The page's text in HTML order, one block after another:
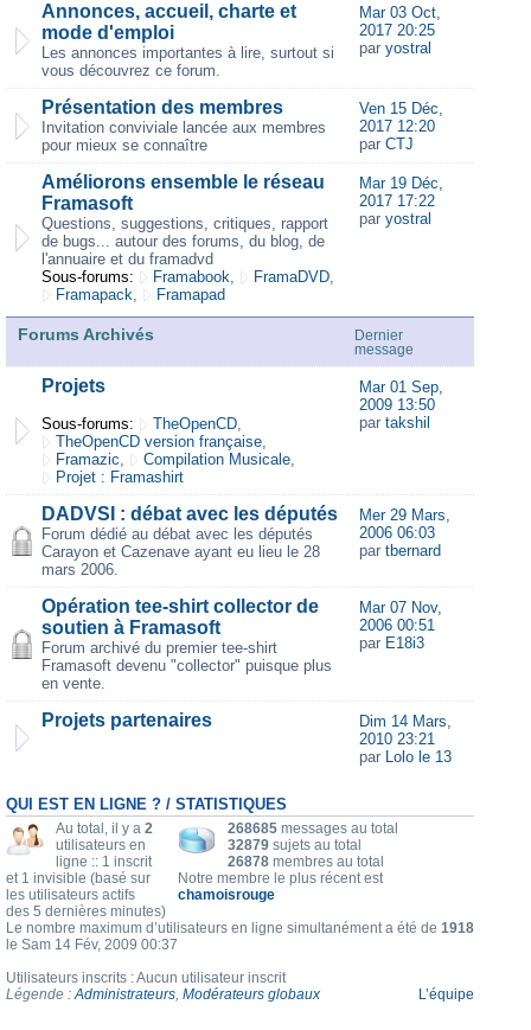
Annonces, accueil, charte et
mode d'emploi
Les annonces importantes à lire, surtout si
vous découvrez ce forum.
Mar 03 Oct,
2017 20:25
par yostral
Présentation des membres
Invitation conviviale lancée aux membres
pour mieux se connaître
Ven 15 Déc,
2017 12:20
par CTJ
Améliorons ensemble le réseau
Framasoft
Questions, suggestions, critiques, rapport
de bugs... autour des forums, du blog, de
l'annuaire et du framadvd
Sous-forums:
Framabook, FramaDVD,
Framapack, Framapad
Mar 19 Déc,
2017 17:22
par yostral
Forums Archivés
Dernier
message
Projets
Sous-forums: TheOpenCD,
TheOpenCD version française,
Framazic, Compilation Musicale,
Projet : Framashirt
Mar 01 Sep,
2009 13:50
par takshil
DADVSI : débat avec les députés
Forum dédié au débat avec les députés
Carayon et Cazenave ayant eu lieu le 28
mars 2006.
Mer 29 Mars,
2006 06:03
par tbernard
Opération tee-shirt collector de
soutien à Framasoft
Forum archivé du premier tee-shirt
Framasoft devenu "collector" puisque plus
en vente.
Mar 07 Nov,
2006 00:51
par E18i3
Projets partenaires
Dim 14 Mars,
2010 23:21
par Lolo le 13
QUI EST EN LIGNE ? / STATISTIQUES
268685 messages au total
32879 sujets au total
26878 membres au total
Notre membre le plus récent est
chamoisrouge
Au total, il y a 2
utilisateurs en
ligne :: 1 inscrit
et 1 invisible (basé sur
les utilisateurs actifs
des 5 dernières minutes)
Le nombre maximum d’utilisateurs en ligne simultanément a été de 1918
le Sam 14 Fév, 2009 00:37
Utilisateurs inscrits : Aucun utilisateur inscrit
Légende :Administrateurs, Modérateurs globaux L’équipe